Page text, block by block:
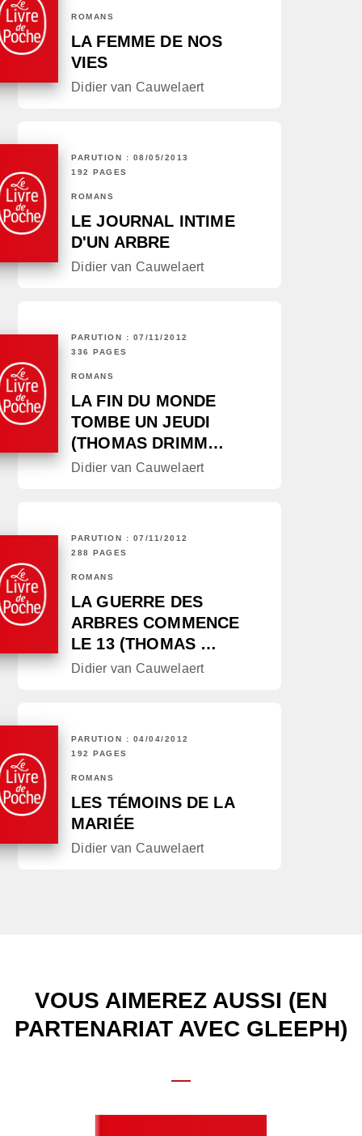
ROMANS
LA FEMME DE NOS
VIES
Didier van Cauwelaert
PARUTION : 08/05/2013
192 PAGES
ROMANS
LE JOURNAL INTIME
D'UN ARBRE
Didier van Cauwelaert
PARUTION : 07/11/2012
336 PAGES
ROMANS
LA FIN DU MONDE
TOMBE UN JEUDI
(THOMAS DRIMM…
Didier van Cauwelaert
PARUTION : 07/11/2012
288 PAGES
ROMANS
LA GUERRE DES
ARBRES COMMENCE
LE 13 (THOMAS …
Didier van Cauwelaert
PARUTION : 04/04/2012
192 PAGES
ROMANS
LES TÉMOINS DE LA
MARIÉE
Didier van Cauwelaert
VOUS AIMEREZ AUSSI (EN
PARTENARIAT AVEC GLEEPH)